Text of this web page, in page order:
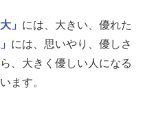
大」 には、大きい、優れた
には、思いやり、優しさ
、大きく優しい人になる
ます。